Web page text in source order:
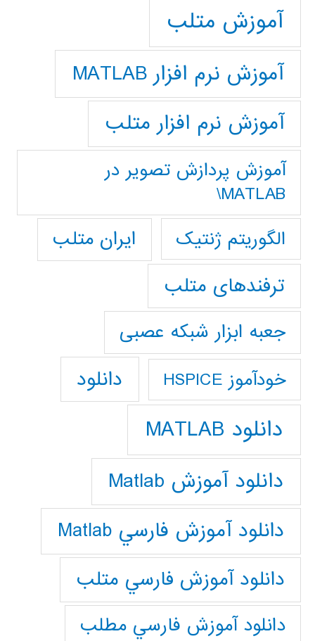
آموزش متلب
آموزش نرم افزار MATLAB
آموزش نرم افزار متلب
آموزش پردازش تصوير در
MATLAB\
الگوریتم ژنتیک
ایران متلب
ترفندهای متلب
جعبه ابزار شبکه عصبی
خودآموز HSPICE دانلود
دانلود MATLAB
دانلود آموزش Matlab
دانلود آموزش فارسي Matlab
دانلود آموزش فارسي متلب
دانلود آموزش فارسي مطلب